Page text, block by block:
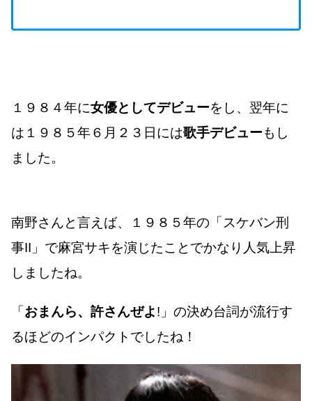
１９８４年に女優としてデビューをし、翌年に
は１９８５年６月２３日には歌手デビューもし
ました。
南野さんと言えば、１９８５年の「スケバン刑
事II」で麻宮サキを演じたことでかなり人気上昇
しましたね。
「 おまんら、許さんぜよ!」の決め台詞が流行す
るほどのインパクトでしたね！